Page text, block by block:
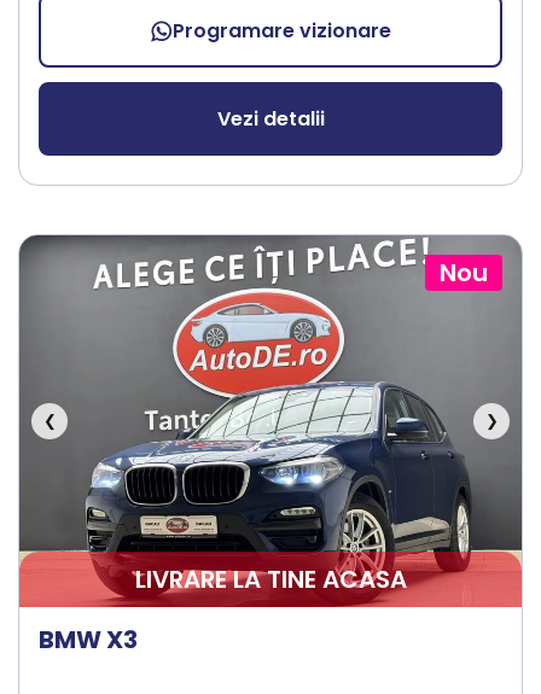
Programare vizionare
Vezi detalii
Nou
❮ ❯
LIVRARE LA TINE ACASA
BMW X3